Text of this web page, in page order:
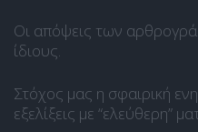
Οι απόψεις των
ίδιους.
Στόχος μας η σφαιρική
εξελίξεις με “ελεύθερη”